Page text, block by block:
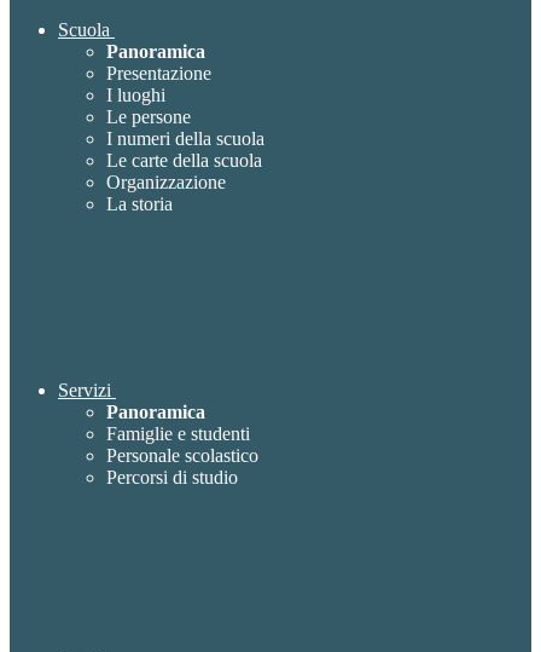
Scuola
Panoramica
Presentazione
I luoghi
Le persone
I numeri della scuola
Le carte della scuola
Organizzazione
La storia
Servizi
Panoramica
Famiglie e studenti
Personale scolastico
Percorsi di studio